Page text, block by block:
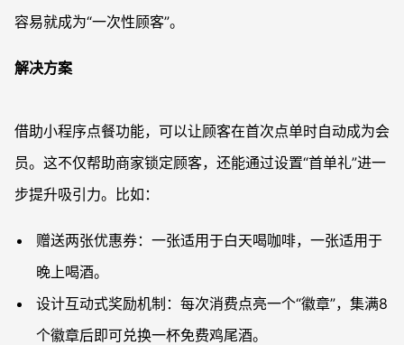
容易就成为“一次性顾客”。
解决方案
借助小程序点餐功能，可以让顾客在首次点单时自动成为会
员。这不仅帮助商家锁定顾客，还能通过设置“首单礼”进一
步提升吸引力。比如：
赠送两张优惠券：一张适用于白天喝咖啡，一张适用于
晚上喝酒。
设计互动式奖励机制：每次消费点亮一个“徽章”，集满8
个徽章后即可兑换一杯免费鸡尾酒。